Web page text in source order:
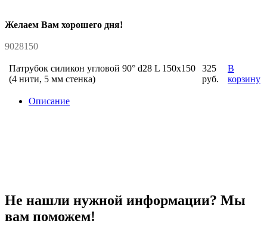
Желаем Вам хорошего дня!
9028150
Патрубок силикон угловой 90° d28 L 150x150
(4 нити, 5 мм стенка)
325
руб.
В
корзину
Описание
Не нашли нужной информации? Мы
вам поможем!